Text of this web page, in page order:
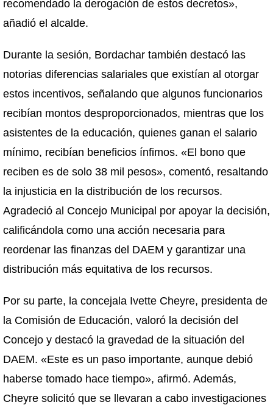
recomendado la derogación de estos decretos»,
añadió el alcalde.
Durante la sesión, Bordachar también destacó las
notorias diferencias salariales que existían al otorgar
estos incentivos, señalando que algunos funcionarios
recibían montos desproporcionados, mientras que los
asistentes de la educación, quienes ganan el salario
mínimo, recibían beneficios ínfimos. «El bono que
reciben es de solo 38 mil pesos», comentó, resaltando
la injusticia en la distribución de los recursos.
Agradeció al Concejo Municipal por apoyar la decisión,
calificándola como una acción necesaria para
reordenar las finanzas del DAEM y garantizar una
distribución más equitativa de los recursos.
Por su parte, la concejala Ivette Cheyre, presidenta de
la Comisión de Educación, valoró la decisión del
Concejo y destacó la gravedad de la situación del
DAEM. «Este es un paso importante, aunque debió
haberse tomado hace tiempo», afirmó. Además,
Cheyre solicitó que se llevaran a cabo investigaciones